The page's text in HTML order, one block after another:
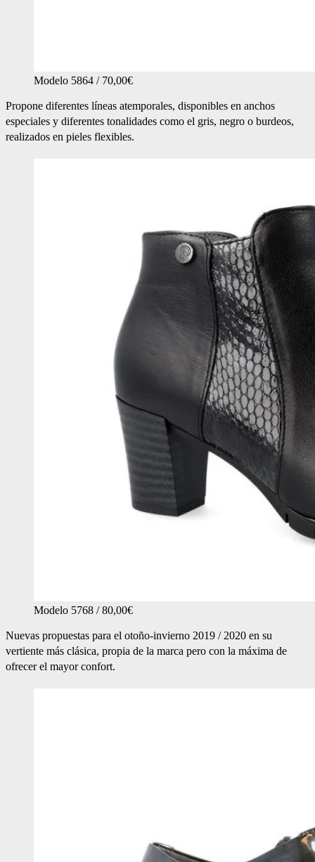
Modelo 5864 / 70,00€
Propone diferentes líneas atemporales, disponibles en anchos
especiales y diferentes tonalidades como el gris, negro o burdeos,
realizados en pieles flexibles.
Modelo 5768 / 80,00€
Nuevas propuestas para el otoño-invierno 2019 / 2020 en su
vertiente más clásica, propia de la marca pero con la máxima de
ofrecer el mayor confort.